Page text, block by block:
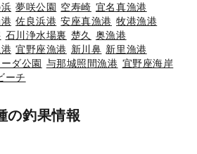
夢咲公園 空寿崎 宜名真漁港
佐良浜港 安座真漁港 牧港漁港
石川浄水場裏 楚久
奥漁港
宜野座漁港 新川鼻 新里漁港
ダ公園 与那城照間漁港 宜野座海岸
ーチ
の釣果情報